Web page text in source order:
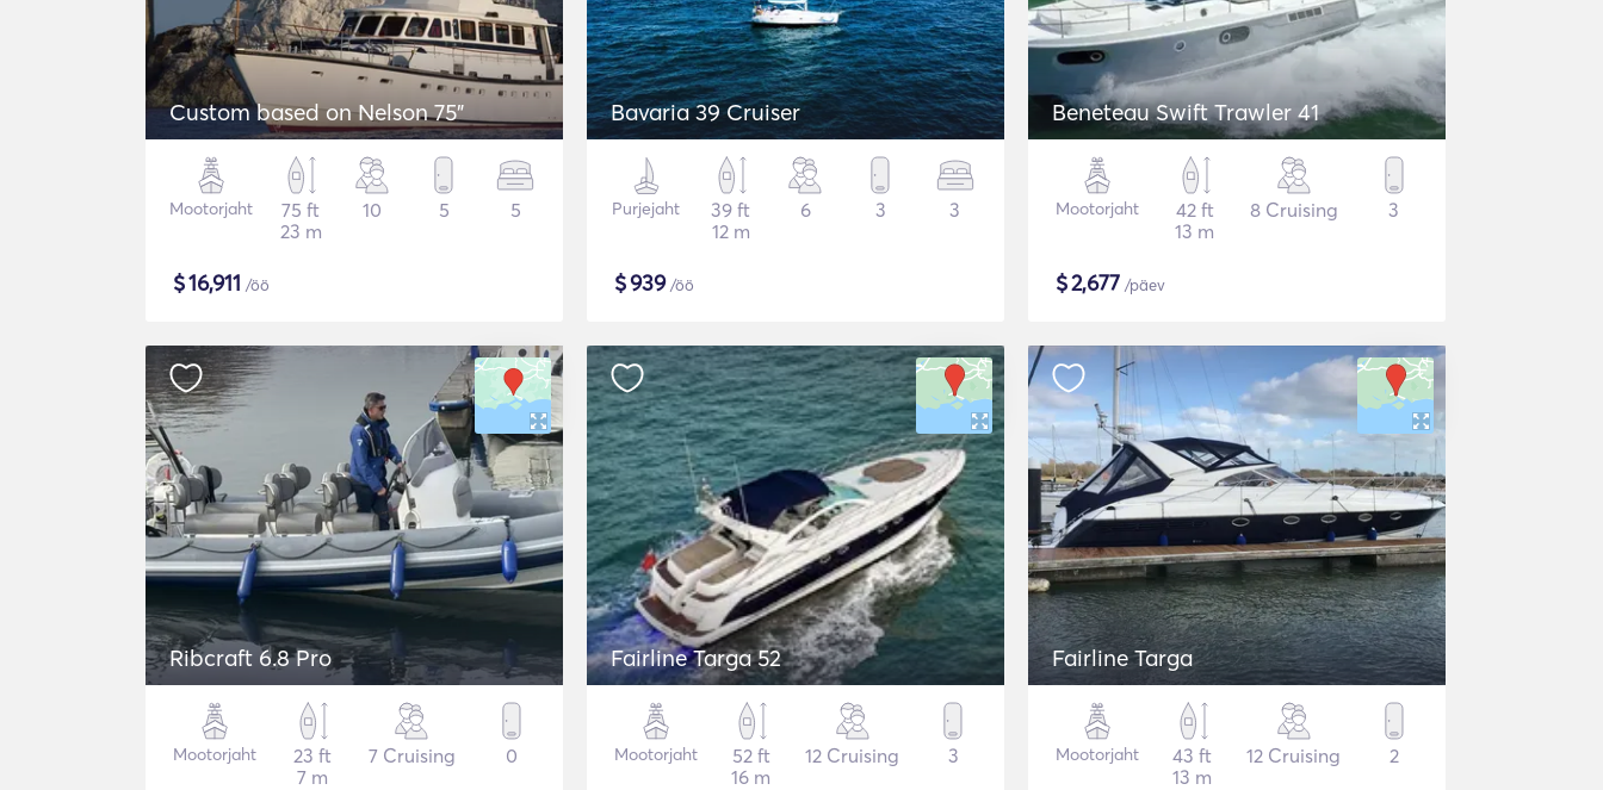
Custom based on Nelson 75"
Mootorjaht
75 ft
23 m
10 5 5
$16,911 /öö
Bavaria 39 Cruiser
Purjejaht
39 ft
12 m
6 3 3
$939/öö
Beneteau Swift Trawler 41
Mootorjaht
42 ft
13 m
8 Cruising 3
$2,677 /päev
Ribcraft 6.8 Pro
Mootorjaht
23 ft
7 m
7 Cruising 0
Fairline Targa 52
Mootorjaht
52 ft
16 m
12 Cruising 3
Fairline Targa
Mootorjaht
43 ft
13 m
12 Cruising 2